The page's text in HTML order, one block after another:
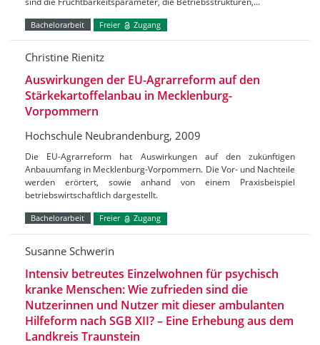
Bachelorarbeit Freier Zugang
Christine Rienitz
Auswirkungen der EU-Agrarreform auf den
Stärkekartoffelanbau in Mecklenburg-
Vorpommern
Hochschule Neubrandenburg, 2009
Die EU-Agrarreform hat Auswirkungen auf den zukünftigen
Anbauumfang in Mecklenburg-Vorpommern. Die Vor- und Nachteile
werden erörtert, sowie anhand von einem Praxisbeispiel
betriebswirtschaftlich dargestellt.
Bachelorarbeit Freier Zugang
Susanne Schwerin
Intensiv betreutes Einzelwohnen für psychisch
kranke Menschen: Wie zufrieden sind die
Nutzerinnen und Nutzer mit dieser ambulanten
Hilfeform nach SGB XII? – Eine Erhebung aus dem
Landkreis Traunstein